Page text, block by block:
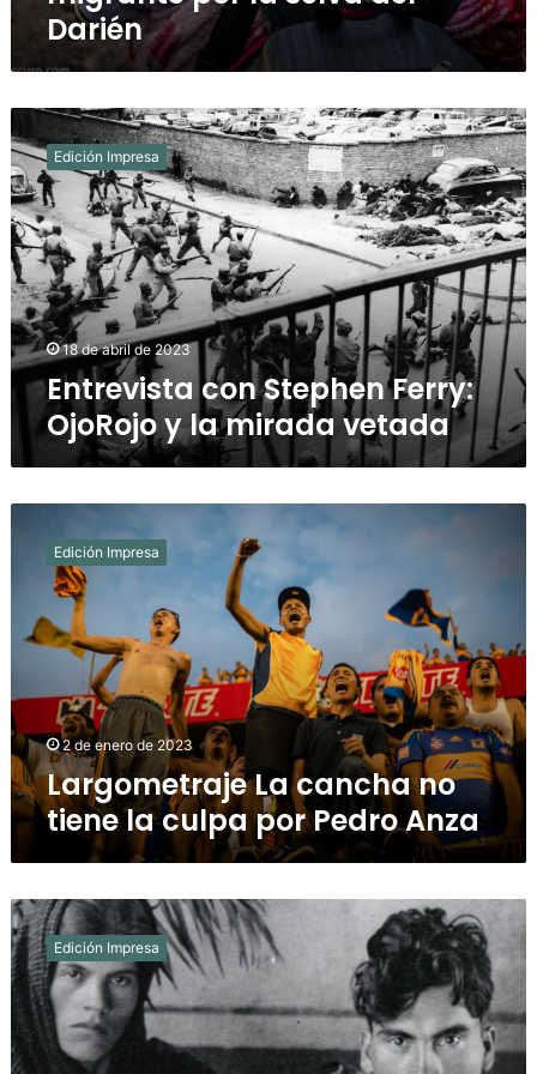
Darién
Entrevista
con
Stephen
Ferry:
OjoRojo
y
la
mirada
vetada
Edición Impresa
18 de abril de 2023
Entrevista con Stephen Ferry:
OjoRojo y la mirada vetada
cancha
tiene
Pedro
Anza
Edición Impresa
2 de enero de 2023
Largometraje La cancha no
tiene la culpa por Pedro Anza
Archivo
Pablo
Ibarra/
Santo
Niñito
Edición Impresa